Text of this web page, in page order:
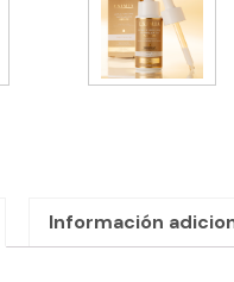
Información